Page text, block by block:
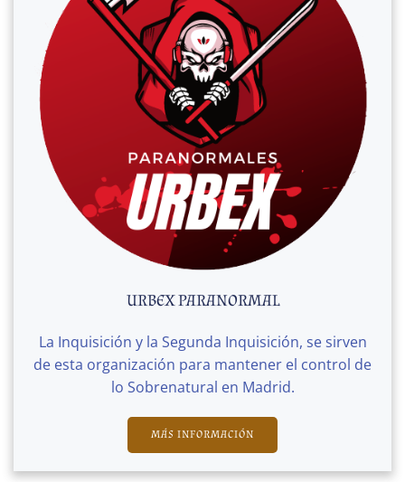
URBEX PARANORMAL
La Inquisición y la Segunda Inquisición, se sirven
de esta organización para mantener el control de
lo Sobrenatural en Madrid.
MÁS INFORMACIÓN